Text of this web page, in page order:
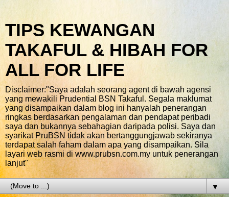
TIPS KEWANGAN
TAKAFUL & HIBAH FOR
ALL FOR LIFE
Disclaimer:"Saya adalah seorang agent di bawah agensi
yang mewakili Prudential BSN Takaful. Segala maklumat
yang disampaikan dalam blog ini hanyalah penerangan
ringkas berdasarkan pengalaman dan pendapat peribadi
saya dan bukannya sebahagian daripada polisi. Saya dan
syarikat PruBSN tidak akan bertanggungjawab sekiranya
terdapat salah faham dalam apa yang disampaikan. Sila
layari web rasmi di www.prubsn.com.my untuk penerangan
lanjut"
▼